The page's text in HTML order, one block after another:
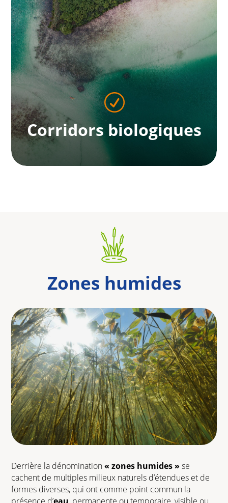
Forêts
En savoir plus
R
Corridors biologiques
Corridors biologiques
En savoir plus
Zones humides
Derrière la dénomination« zones humides » se
cachent de multiples milieux naturels d’étendues et de
formes diverses, qui ont comme point commun la